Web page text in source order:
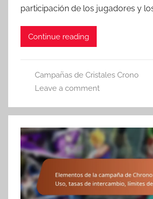
participación de los jugadores y
Continue reading
Campañas de Cristales Crono
Leave a comment